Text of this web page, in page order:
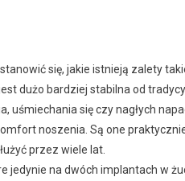
się, jakie istnieją zalety
dużo bardziej stabilna od
uśmiechania się czy nagłych
noszenia. Są one
przez wiele lat.
jedynie na dwóch implantach w